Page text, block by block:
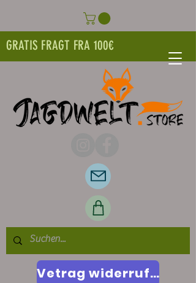
GRATIS FRAGT FRA 100€
Vetrag widerrufen